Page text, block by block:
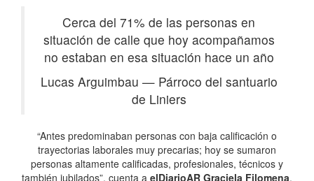
Cerca del 71% de las personas en
situación de calle que hoy acompañamos
no estaban en esa situación hace un año
Lucas Arguimbau —Párroco del santuario
de Liniers
“Antes predominaban personas con baja calificación o
trayectorias laborales muy precarias; hoy se sumaron
personas altamente calificadas, profesionales, técnicos y
también jubilados”, cuenta a elDiarioAR Graciela Filomena,